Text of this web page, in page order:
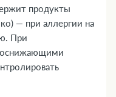
продукты
— при аллергии на
При